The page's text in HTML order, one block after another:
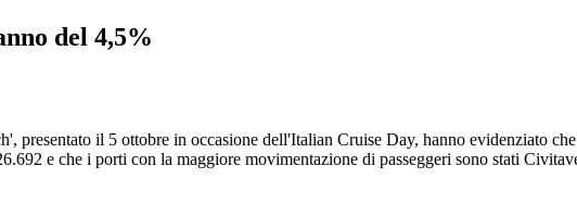
del 4,5%
il 5 ottobre in occasione dell'Italian Cruise Day, hanno evidenziato
e che i porti con la maggiore movimentazione di passeggeri sono stati